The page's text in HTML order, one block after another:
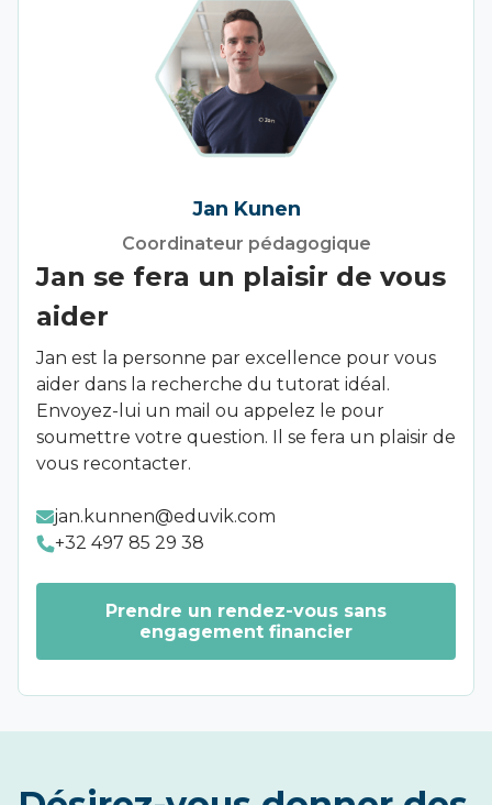
Jan Kunen
Coordinateur pédagogique
Jan se fera un plaisir de vous
aider
Jan est la personne par excellence pour vous
aider dans la recherche du tutorat idéal.
Envoyez-lui un mail ou appelez le pour
soumettre votre question. Il se fera un plaisir de
vous recontacter.
jan.kunnen@eduvik.com
+32 497 85 29 38
Prendre un rendez-vous sans
engagement financier